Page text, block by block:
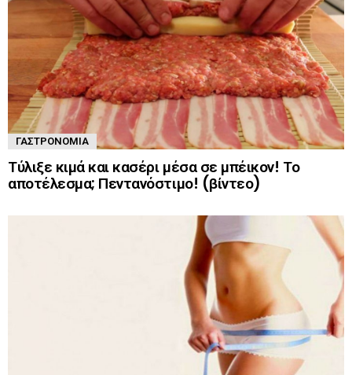
ΓΑΣΤΡΟΝΟΜΊΑ
Τύλιξε κιμά και κασέρι μέσα σε μπέικον! Το
αποτέλεσμα; Πεντανόστιμο! (βίντεο)